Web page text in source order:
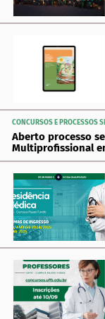
CONCURSOS E PROCESSOS
Aberto processo
Multiprofissional